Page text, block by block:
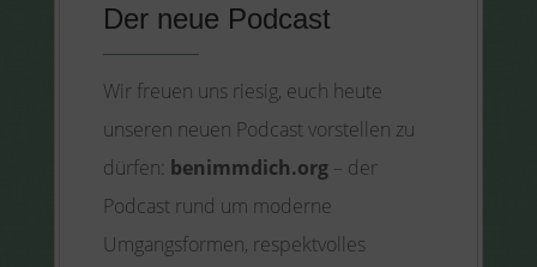
Der neue Podcast
Wir freuen uns riesig, euch heute
unseren neuen Podcast vorstellen zu
dürfen: benimmdich.org– der
Podcast rund um moderne
Umgangsformen, respektvolles